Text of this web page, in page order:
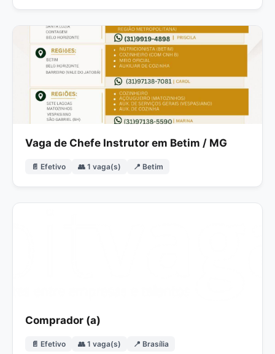
Vaga de Chefe Instrutor em Betim / MG
📄 Efetivo 👥 1 vaga(s) 📍 Betim
Comprador (a)
📄 Efetivo 👥 1 vaga(s) 📍 Brasília